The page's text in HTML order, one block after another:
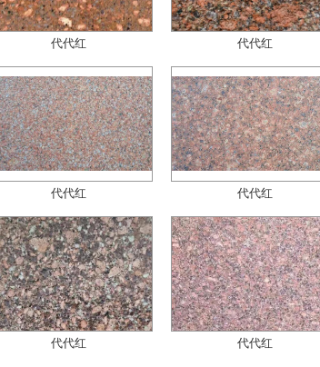
代代红 代代红
代代红 代代红
代代红 代代红